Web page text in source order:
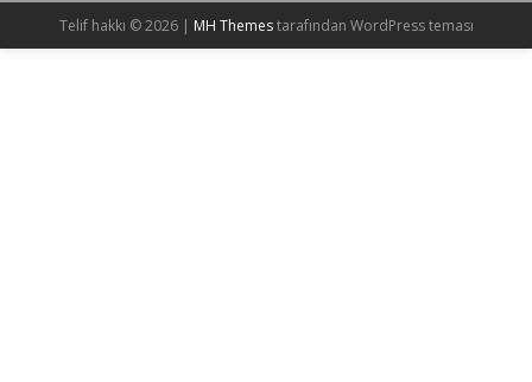
Telif hakkı © 2026 | MH Themestarafından WordPress teması